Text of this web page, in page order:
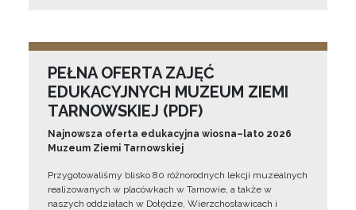
PEŁNA OFERTA ZAJĘĆ
EDUKACYJNYCH MUZEUM ZIEMI
TARNOWSKIEJ (PDF)
Najnowsza oferta edukacyjna wiosna–lato 2026
Muzeum Ziemi Tarnowskiej
Przygotowaliśmy blisko 80 różnorodnych lekcji muzealnych
realizowanych w placówkach w Tarnowie, a także w
naszych oddziałach w Dołędze, Wierzchosławicach i